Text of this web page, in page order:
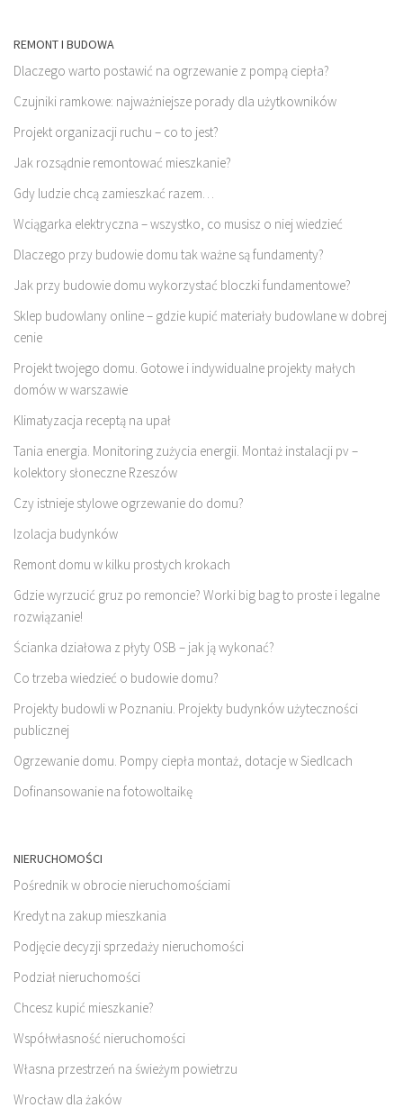
REMONT I BUDOWA
Dlaczego warto postawić na ogrzewanie z pompą ciepła?
Czujniki ramkowe: najważniejsze porady dla użytkowników
Projekt organizacji ruchu – co to jest?
Jak rozsądnie remontować mieszkanie?
Gdy ludzie chcą zamieszkać razem…
Wciągarka elektryczna – wszystko, co musisz o niej wiedzieć
Dlaczego przy budowie domu tak ważne są fundamenty?
Jak przy budowie domu wykorzystać bloczki fundamentowe?
Sklep budowlany online – gdzie kupić materiały budowlane w dobrej
cenie
Projekt twojego domu. Gotowe i indywidualne projekty małych
domów w warszawie
Klimatyzacja receptą na upał
Tania energia. Monitoring zużycia energii. Montaż instalacji pv –
kolektory słoneczne Rzeszów
Czy istnieje stylowe ogrzewanie do domu?
Izolacja budynków
Remont domu w kilku prostych krokach
Gdzie wyrzucić gruz po remoncie? Worki big bag to proste i legalne
rozwiązanie!
Ścianka działowa z płyty OSB – jak ją wykonać?
Co trzeba wiedzieć o budowie domu?
Projekty budowli w Poznaniu. Projekty budynków użyteczności
publicznej
Ogrzewanie domu. Pompy ciepła montaż, dotacje w Siedlcach
Dofinansowanie na fotowoltaikę
NIERUCHOMOŚCI
Pośrednik w obrocie nieruchomościami
Kredyt na zakup mieszkania
Podjęcie decyzji sprzedaży nieruchomości
Podział nieruchomości
Chcesz kupić mieszkanie?
Współwłasność nieruchomości
Własna przestrzeń na świeżym powietrzu
Wrocław dla żaków